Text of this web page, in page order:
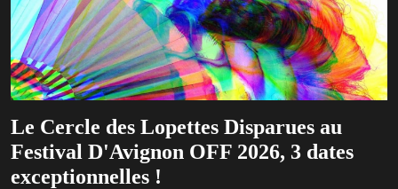
Le Cercle des Lopettes Disparues au
Festival D'Avignon OFF 2026, 3 dates
exceptionnelles !